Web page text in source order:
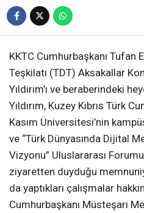
KKTC Cumhurbaşkanı Tufan
Teşkilatı (TDT) Aksakallar
Yıldırım’ı ve beraberindeki
Yıldırım, Kuzey Kıbrıs Türk
Kasım Üniversitesi’nin
ve “Türk Dünyasında Dijital
Vizyonu” Uluslararası
ziyaretten duyduğu
da yaptıkları çalışmalar
Cumhurbaşkanı Müsteşarı